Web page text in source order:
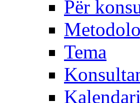
Për
Tema
Kalendari